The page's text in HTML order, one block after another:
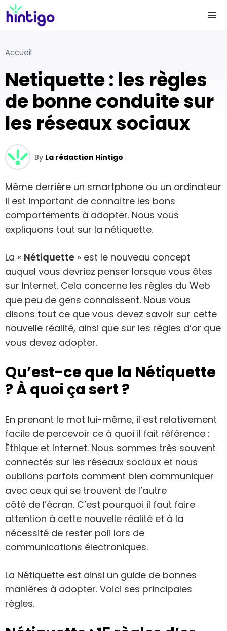
Accueil
Netiquette : les règles
de bonne conduite sur
les réseaux sociaux
By La rédaction Hintigo
Même derrière un smartphone ou un ordinateur
il est important de connaître les bons
comportements à adopter. Nous vous
expliquons tout sur la nétiquette.
La « Nétiquette » est le nouveau concept
auquel vous devriez penser lorsque vous êtes
sur Internet. Cela concerne les règles du Web
que peu de gens connaissent. Nous vous
disons tout ce que vous devez savoir sur cette
nouvelle réalité, ainsi que sur les règles d’or que
vous devez adopter.
Qu’est-ce que la Nétiquette
? À quoi ça sert ?
En prenant le mot lui-même, il est relativement
facile de percevoir ce à quoi il fait référence :
Éthique et Internet. Nous sommes très souvent
connectés sur les réseaux sociaux et nous
oublions parfois comment bien communiquer
avec ceux qui se trouvent de l’autre
côté de l’écran. C’est pourquoi il faut faire
attention à cette nouvelle réalité et à la
nécessité de rester poli lors de
communications électroniques.
La Nétiquette est ainsi un guide de bonnes
manières à adopter. Voici ses principales
règles.